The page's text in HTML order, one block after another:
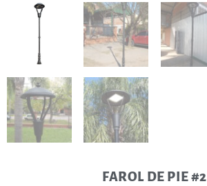
FAROL DE PIE #2